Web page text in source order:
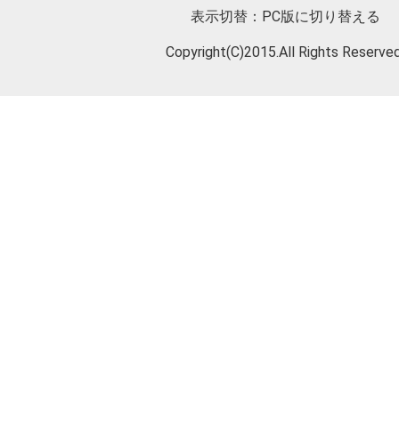
表示切替： PC版に切り替える
Copyright(C)2015.All Rights